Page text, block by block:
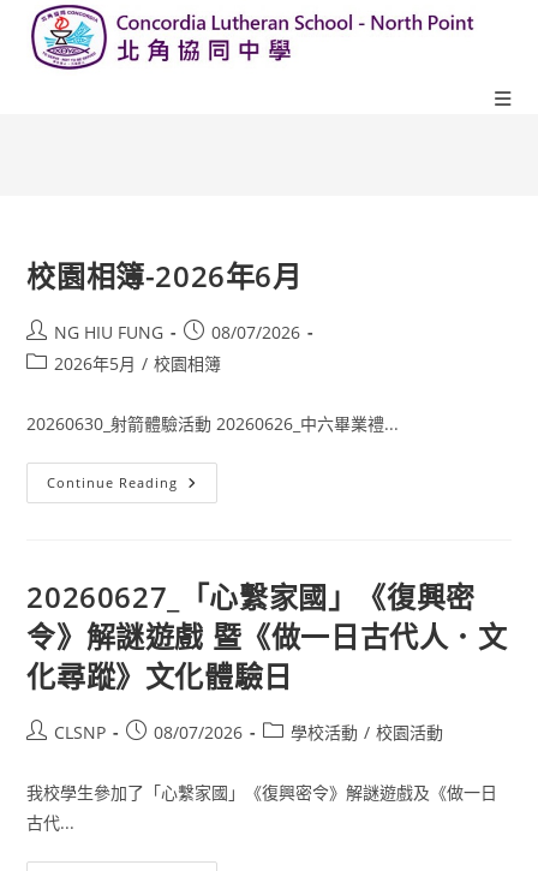
校園相簿-2026年6月
NG HIU FUNG
08/07/2026
2026年5月 / 校園相簿
20260630_射箭體驗活動 20260626_中六畢業禮...
Continue Reading
20260627_「心繫家國」《復興密
令》解謎遊戲 暨《做一日古代人．文
化尋蹤》文化體驗日
CLSNP 08/07/2026 學校活動 / 校園活動
我校學生參加了「心繫家國」《復興密令》解謎遊戲及《做一日
古代...